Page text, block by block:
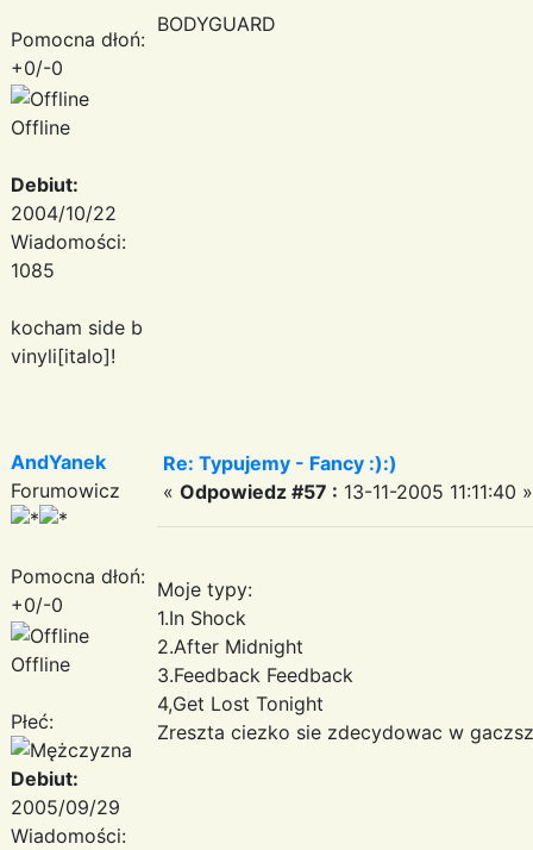
Pomocna dłoń:
+0/-0
Offline
Debiut:
2004/10/22
Wiadomości:
1085
kocham side b
vinyli[italo]!
BODYGUARD
AndYanek
Forumowicz
Pomocna dłoń:
+0/-0
Offline
Płeć:
Debiut:
2005/09/29
Wiadomości:
Re: Typujemy - Fancy :):)
« Odpowiedz #57 : 13-11-2005 11:11:40 »
Moje typy:
1.In Shock
2.After Midnight
3.Feedback Feedback
4,Get Lost Tonight
Zreszta ciezko sie zdecydowac w